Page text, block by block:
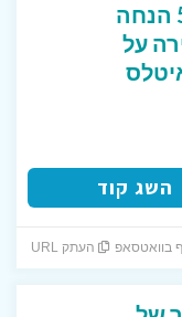
קוד קופון של 5% הנחה
על
השג קוד
בוואטסאפ העתק URL